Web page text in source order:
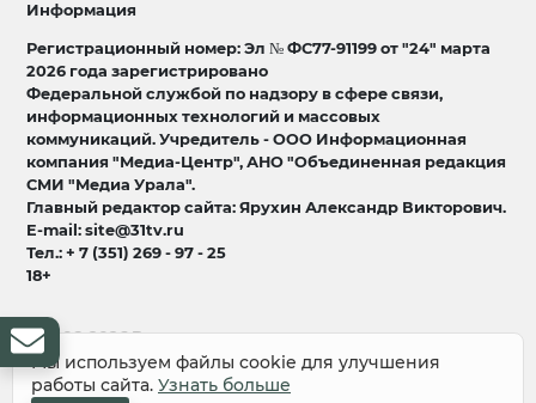
Информация
Регистрационный номер: Эл № ФС77-91199 от "24" марта
2026 года зарегистрировано
Федеральной службой по надзору в сфере связи,
информационных технологий и массовых
коммуникаций. Учредитель - ООО Информационная
компания "Медиа-Центр", АНО "Объединенная редакция
СМИ "Медиа Урала".
Главный редактор сайта: Ярухин Александр Викторович.
E-mail: site@31tv.ru
Тел.: + 7 (351) 269 - 97 - 25
18+
© 2008-2026 Все права защищены
разработка и продвижение:Lukevium
Мы используем файлы cookie для улучшения
работы сайта. Узнать больше